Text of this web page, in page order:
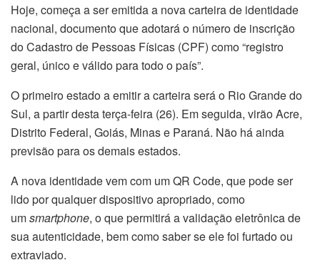
Hoje, começa a ser emitida a nova carteira de identidade
nacional, documento que adotará o número de inscrição
do Cadastro de Pessoas Físicas (CPF) como “registro
geral, único e válido para todo o país”.
O primeiro estado a emitir a carteira será o Rio Grande do
Sul, a partir desta terça-feira (26). Em seguida, virão Acre,
Distrito Federal, Goiás, Minas e Paraná. Não há ainda
previsão para os demais estados.
A nova identidade vem com um QR Code, que pode ser
lido por qualquer dispositivo apropriado, como
umsmartphone, o que permitirá a validação eletrônica de
sua autenticidade, bem como saber se ele foi furtado ou
extraviado.